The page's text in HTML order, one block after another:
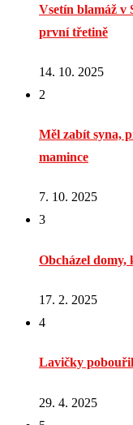
Vsetín blamáž v
první třetině
14. 10. 2025
2
Měl zabít syna,
mamince
7. 10. 2025
3
Obcházel domy,
17. 2. 2025
4
Lavičky
29. 4. 2025